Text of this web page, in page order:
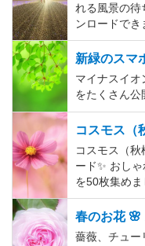
れる風景の待
ンロードでき
新緑のスマ
マイナスイオ
をたくさん公
コスモス（
コスモス（秋
ード✨️ おし
を50枚集めま
春のお花 🌸
薔薇、チュー